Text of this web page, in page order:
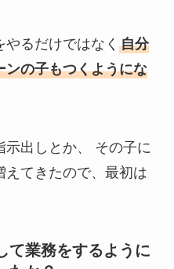
るだけではなく 自分
ンの子もつくようにな
出しとか、 その子に
てきたので、最初は
て業務をするように